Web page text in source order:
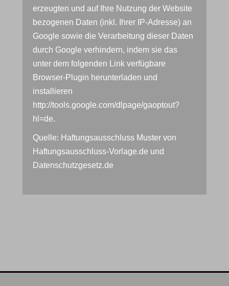
erzeugten und auf Ihre Nutzung der Website
bezogenen Daten (inkl. Ihrer IP-Adresse) an
Google sowie die Verarbeitung dieser Daten
durch Google verhindern, indem sie das
unter dem folgenden Link verfügbare
Browser-Plugin herunterladen und
installieren
http://tools.google.com/dlpage/gaoptout?
hl=de.
Quelle: Haftungsausschluss Muster von
Haftungsausschluss-Vorlage.de und
Datenschutzgesetz.de